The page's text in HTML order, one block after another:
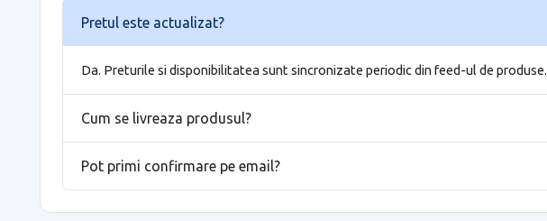
Pretul este actualizat?
Da. Preturile si disponibilitatea sunt sincronizate periodic din feed-ul de produse.
Cum se livreaza produsul?
Pot primi confirmare pe email?